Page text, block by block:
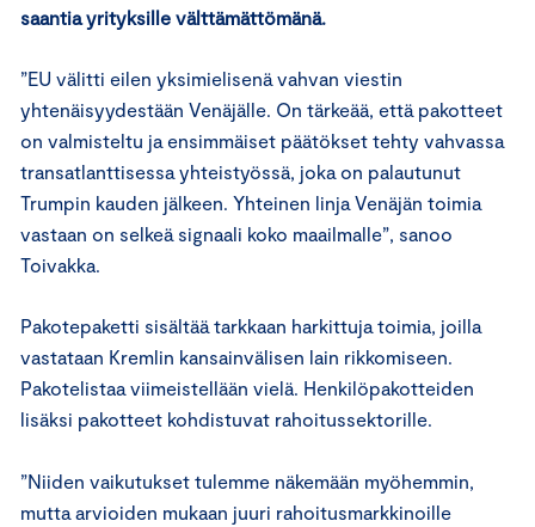
saantia yrityksille välttämättömänä.
”EU välitti eilen yksimielisenä vahvan viestin
yhtenäisyydestään Venäjälle. On tärkeää, että pakotteet
on valmisteltu ja ensimmäiset päätökset tehty vahvassa
transatlanttisessa yhteistyössä, joka on palautunut
Trumpin kauden jälkeen. Yhteinen linja Venäjän toimia
vastaan on selkeä signaali koko maailmalle”, sanoo
Toivakka.
Pakotepaketti sisältää tarkkaan harkittuja toimia, joilla
vastataan Kremlin kansainvälisen lain rikkomiseen.
Pakotelistaa viimeistellään vielä. Henkilöpakotteiden
lisäksi pakotteet kohdistuvat rahoitussektorille.
”Niiden vaikutukset tulemme näkemään myöhemmin,
mutta arvioiden mukaan juuri rahoitusmarkkinoille